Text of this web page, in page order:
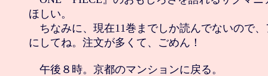
ほしい。
ちなみに、現在11巻までしか読んでないので
にしてね。注文が多くて、ごめん！
午後８時。京都のマンションに戻る。